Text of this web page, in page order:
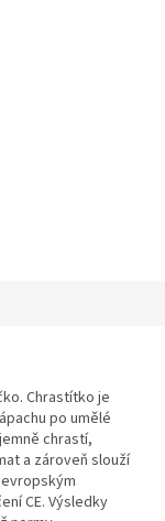
Chrastítko je
po umělé
chrastí,
a zároveň slouží
CE. Výsledky